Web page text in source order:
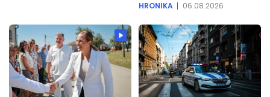
HRONIKA 06.08.2026